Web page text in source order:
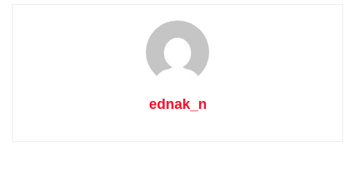
ednak_n